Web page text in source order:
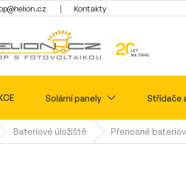
Kontakty
Solární panely Střídače
Ohřev vody
Bateriové úložiště Přenosné